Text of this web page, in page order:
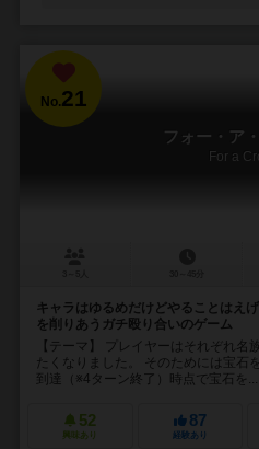
No.21
フォー・ア
For a
キャラはゆるめだけどやることはえ
を削りあうガチ殴り合いのゲーム
【テーマ】 プレイヤーはそれぞれ名
たくなりました。 そのためには宝石
到達（※4ターン終了）時点で宝石を...
52
興味あり
87
経験あり